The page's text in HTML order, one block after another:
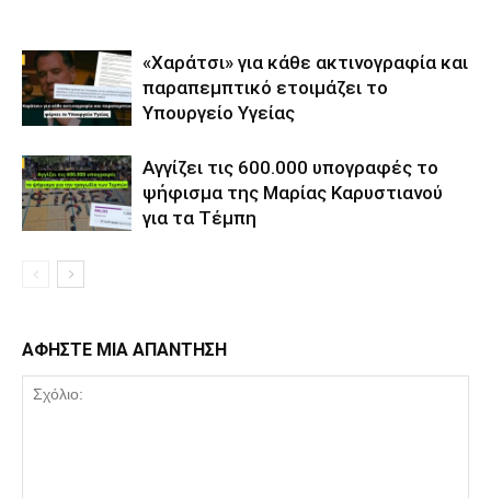
«Χαράτσι» για κάθε ακτινογραφία και
παραπεμπτικό ετοιμάζει το
Υπουργείο Υγείας
Αγγίζει τις 600.000 υπογραφές το
ψήφισμα της Μαρίας Καρυστιανού
για τα Τέμπη
ΑΦΗΣΤΕ ΜΙΑ ΑΠΑΝΤΗΣΗ